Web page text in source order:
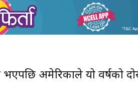
भएपछि अमेरिकाले यो वर्षको